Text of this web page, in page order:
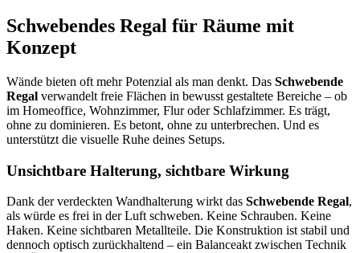
Schwebendes Regal für Räume mit
Konzept
Wände bieten oft mehr Potenzial als man denkt. Das Schwebende
Regal verwandelt freie Flächen in bewusst gestaltete Bereiche – ob
im Homeoffice, Wohnzimmer, Flur oder Schlafzimmer. Es trägt,
ohne zu dominieren. Es betont, ohne zu unterbrechen. Und es
unterstützt die visuelle Ruhe deines Setups.
Unsichtbare Halterung, sichtbare Wirkung
Dank der verdeckten Wandhalterung wirkt das Schwebende Regal,
als würde es frei in der Luft schweben. Keine Schrauben. Keine
Haken. Keine sichtbaren Metallteile. Die Konstruktion ist stabil und
dennoch optisch zurückhaltend – ein Balanceakt zwischen Technik